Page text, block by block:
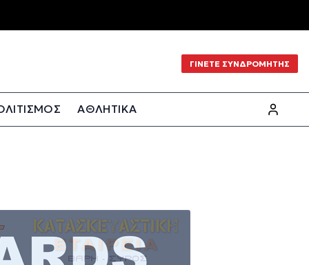
ΓΙΝΕΤΕ ΣΥΝΔΡΟΜΗΤΗΣ
ΑΘΛΗΤΙΚΑ